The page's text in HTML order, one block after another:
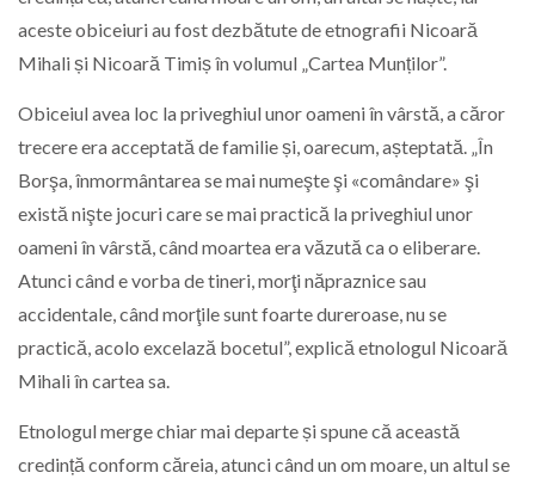
aceste obiceiuri au fost dezbătute de etnografii Nicoară
Mihali și Nicoară Timiș în volumul „Cartea Munților”.
Obiceiul avea loc la priveghiul unor oameni în vârstă, a căror
trecere era acceptată de familie și, oarecum, așteptată. „În
Borşa, înmormântarea se mai numeşte şi «comândare» şi
există nişte jocuri care se mai practică la priveghiul unor
oameni în vârstă, când moartea era văzută ca o eliberare.
Atunci când e vorba de tineri, morţi năpraznice sau
accidentale, când morţile sunt foarte dureroase, nu se
practică, acolo excelază bocetul”, explică etnologul Nicoară
Mihali în cartea sa.
Etnologul merge chiar mai departe și spune că această
credință conform căreia, atunci când un om moare, un altul se